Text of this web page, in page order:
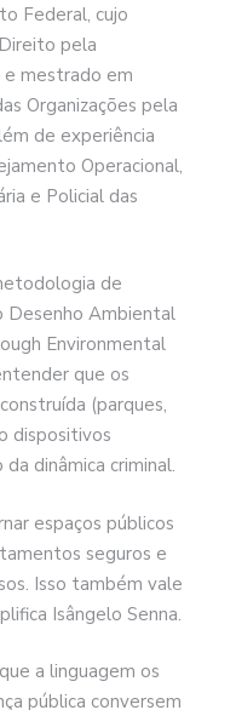
Federal, cujo
pela
e mestrado em
Organizações pela
de experiência
Operacional,
e Policial das
de
Desenho Ambiental
Environmental
que os
(parques,
dispositivos
dinâmica criminal.
espaços públicos
seguros e
Isso também vale
Isângelo Senna.
a linguagem os
pública conversem